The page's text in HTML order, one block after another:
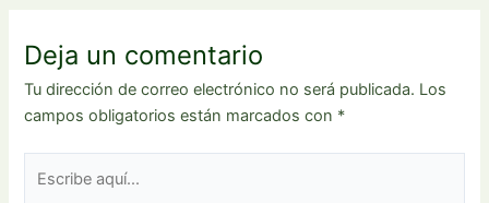
Deja un comentario
Tu dirección de correo electrónico no será publicada. Los
campos obligatorios están marcados con *
aquí...